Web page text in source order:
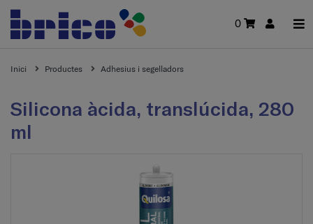
0
Inici Productes Adhesius i segelladors
Silicona àcida, translúcida, 280
ml